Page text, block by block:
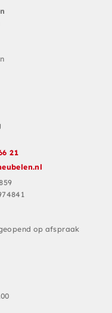
21
op afspraak